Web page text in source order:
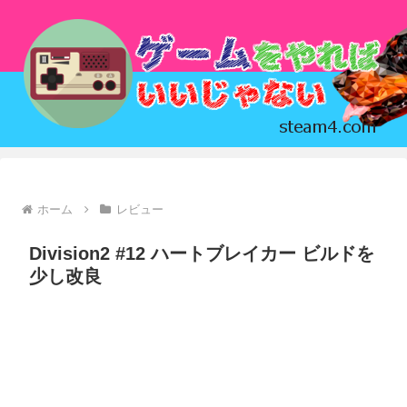
ホーム レビュー
Division2 #12 ハートブレイカー ビルドを
少し改良